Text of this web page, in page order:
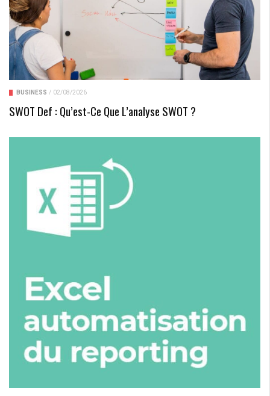
BUSINESS / 02/08/2026
SWOT Def : Qu’est-Ce Que L’analyse SWOT ?